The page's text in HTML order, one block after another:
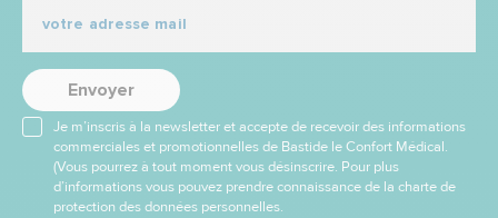
Envoyer
Je m’inscris à la newsletter et accepte de recevoir des informations
commerciales et promotionnelles de Bastide le Confort Médical.
(Vous pourrez à tout moment vous désinscrire. Pour plus
d’informations vous pouvez prendre connaissance de la charte de
protection des données personnelles.